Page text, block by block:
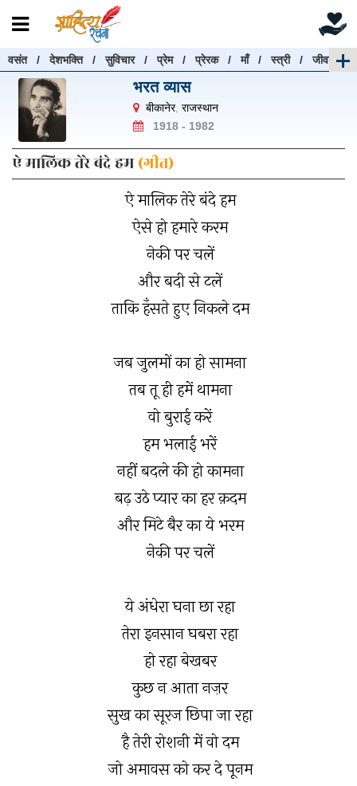
वसंत/देशभक्ति/सुविचार/प्रेम/प्रेरक/माँ/स्त्री/जीवन
भरत व्यास
बीकानेर, राजस्थान
1918 - 1982
ऐ मालिक तेरे बंदे हम(गीत)
ऐ मालिक तेरे बंदे हम
ऐसे हो हमारे करम
नेकी पर चलें
और बदी से टलें
ताकि हँसते हुए निकले दम
जब ज़ुलमों का हो सामना
तब तू ही हमें थामना
वो बुराई करें
हम भलाई भरें
नहीं बदले की हो कामना
बढ़ उठे प्यार का हर क़दम
और मिटे बैर का ये भरम
नेकी पर चलें
ये अंधेरा घना छा रहा
तेरा इनसान घबरा रहा
हो रहा बेखबर
कुछ न आता नज़र
सुख का सूरज छिपा जा रहा
है तेरी रोशनी में वो दम
जो अमावस को कर दे पूनम
रचनाएँ खोजें
रचनाएँ खोजने के लिए नीचे दी गई बॉक्स में हिन्दी में लिखें और
"खोजें" बटन पर क्लिक करें
खोजें